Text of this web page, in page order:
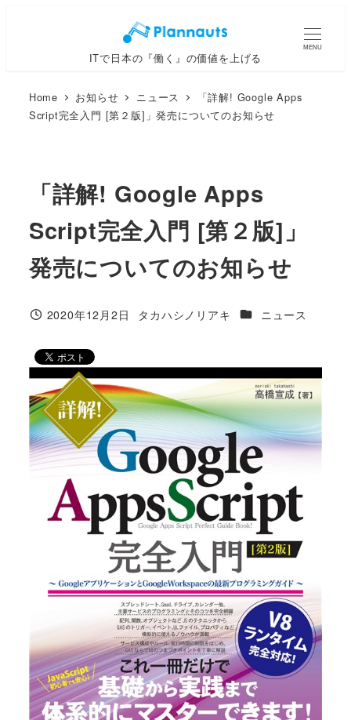
ITで日本の『働く』の価値を上げる
MENU
Home お知らせ ニュース
「詳解! Google Apps
Script完全入門 [第２版]」発売についてのお知らせ
「詳解! Google Apps
Script完全入門 [第２版]」
発売についてのお知らせ
投稿日
2020年12月2日
著
タカハシノリアキ カテゴリー
ニュース